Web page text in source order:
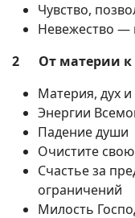
Чувство,
Невежество —
2 От материи к
Материя, дух и
Энергии
Падение души
Очистите
Счастье за
ограничений
Милость